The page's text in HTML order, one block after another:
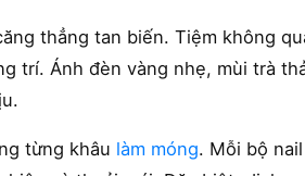
thẳng tan biến. Tiệm không
trí. Ánh đèn vàng nhẹ, mùi trà
từng khâu làm móng. Mỗi bộ nail